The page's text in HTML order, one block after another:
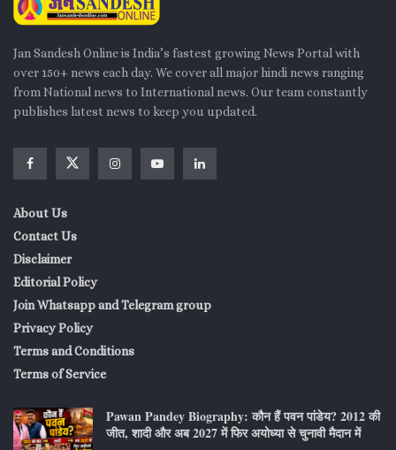
Jan Sandesh Online is India’s fastest growing News Portal with
over 150+ news each day. We cover all major hindi news ranging
from National news to International news. Our team constantly
publishes latest news to keep you updated.
About Us
Contact Us
Disclaimer
Editorial Policy
Join Whatsapp and Telegram group
Privacy Policy
Terms and Conditions
Terms of Service
Pawan Pandey Biography: कौन हैं पवन पांडेय? 2012 की
जीत, शादी और अब 2027 में फिर अयोध्या से चुनावी मैदान में